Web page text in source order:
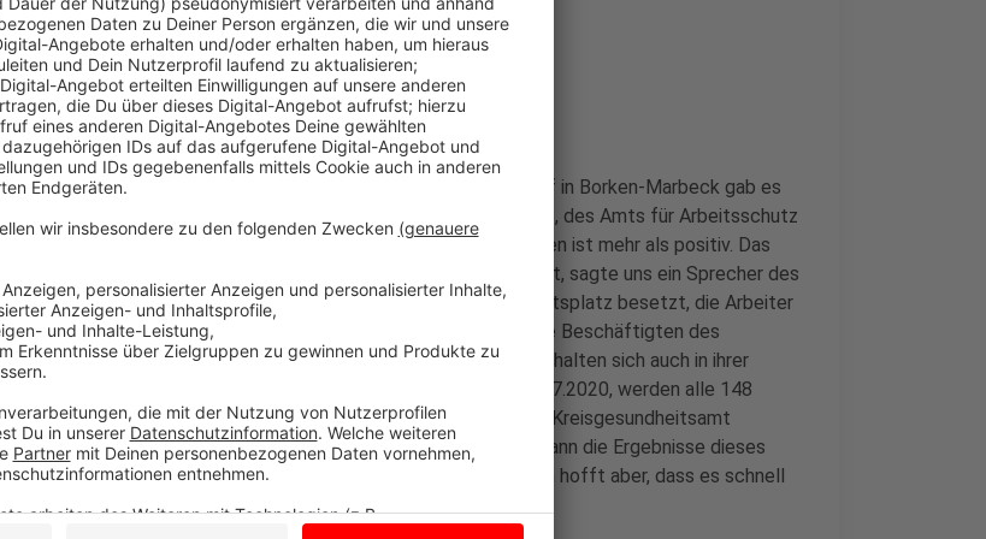
Fazit mehr als positiv
Anzeige
Nach dem Coronausbruch mit 11 Infizierten auf einem Gemüsehof in Borken-Marbeck gab es
jetzt eine Betriebsbegehung. Vor Ort waren Vertreter des Kreises, des Amts für Arbeitsschutz
und der Leiter des Borkener Ordungsamtes. Das Fazit der Experten ist mehr als positiv. Das
abgesprochene Hygienekonzept sei wirklich vorbildlich umgesetzt, sagte uns ein Sprecher des
Kreises Borken. In den Produktionshallen sei z.B. nur jeder 2. Arbeitsplatz besetzt, die Arbeiter
tragen eine Maske und zwischen ihnen sind Plexiglasscheiben. Die Beschäftigten des
Gemüsehofs arbeiten in Kleingruppen mit versetzten Pausen und halten sich auch in ihrer
Freizeit in unterschiedlichen Bereichen auf. Mittwoch abend, 22.07.2020, werden alle 148
Mitarbeiter vorsorglich noch einmal getestet. Damit möchte das Kreisgesundheitsamt
sichergehen, dass sich das Virus nicht weiter ausgebreitet hat. Wann die Ergebnisse dieses
erneuten Massentests vorliegen, ist noch unklar. Der Kreis Borken hofft aber, dass es schnell
geht.